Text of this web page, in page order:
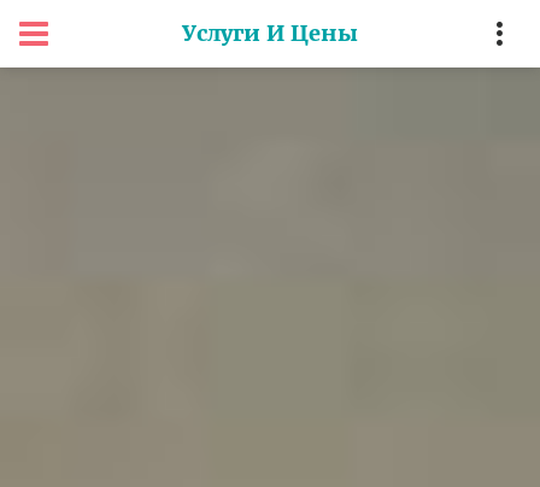
Услуги И Цены